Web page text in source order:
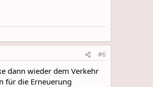
#6
dann wieder dem Verkehr
für die Erneuerung